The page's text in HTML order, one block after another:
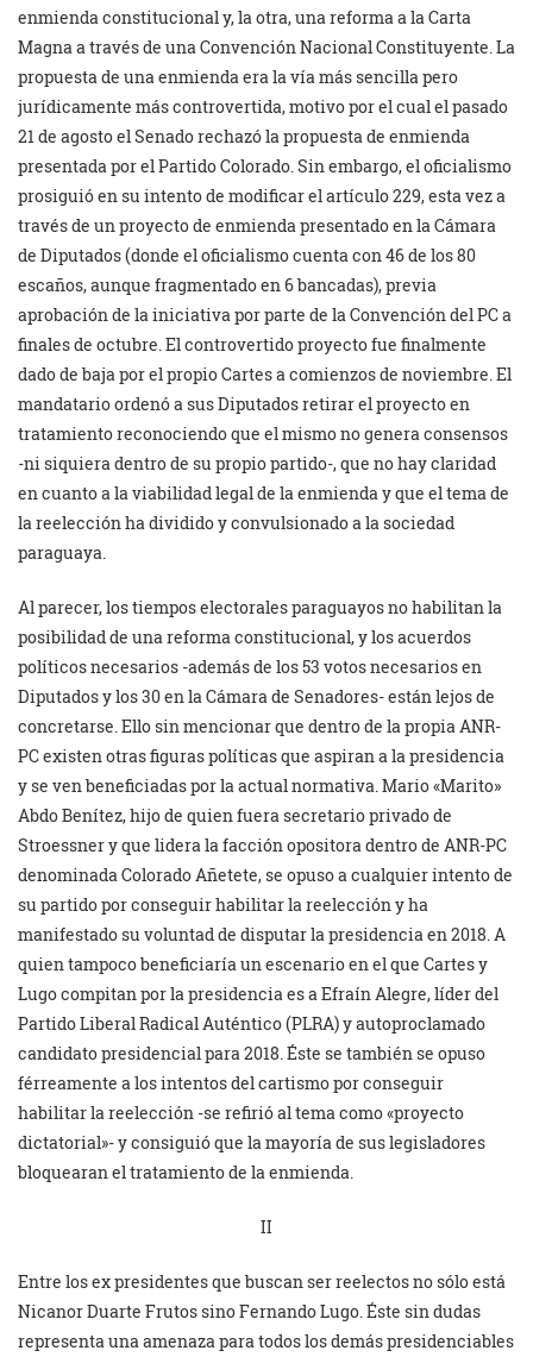
enmienda constitucional y, la otra, una reforma a la Carta
Magna a través de una Convención Nacional Constituyente. La
propuesta de una enmienda era la vía más sencilla pero
jurídicamente más controvertida, motivo por el cual el pasado
21 de agosto el Senado rechazó la propuesta de enmienda
presentada por el Partido Colorado. Sin embargo, el oficialismo
prosiguió en su intento de modificar el artículo 229, esta vez a
través de un proyecto de enmienda presentado en la Cámara
de Diputados (donde el oficialismo cuenta con 46 de los 80
escaños, aunque fragmentado en 6 bancadas), previa
aprobación de la iniciativa por parte de la Convención del PC a
finales de octubre. El controvertido proyecto fue finalmente
dado de baja por el propio Cartes a comienzos de noviembre. El
mandatario ordenó a sus Diputados retirar el proyecto en
tratamiento reconociendo que el mismo no genera consensos
-ni siquiera dentro de su propio partido-, que no hay claridad
en cuanto a la viabilidad legal de la enmienda y que el tema de
la reelección ha dividido y convulsionado a la sociedad
paraguaya.
Al parecer, los tiempos electorales paraguayos no habilitan la
posibilidad de una reforma constitucional, y los acuerdos
políticos necesarios -además de los 53 votos necesarios en
Diputados y los 30 en la Cámara de Senadores- están lejos de
concretarse. Ello sin mencionar que dentro de la propia ANR-
PC existen otras figuras políticas que aspiran a la presidencia
y se ven beneficiadas por la actual normativa. Mario «Marito»
Abdo Benítez, hijo de quien fuera secretario privado de
Stroessner y que lidera la facción opositora dentro de ANR-PC
denominada Colorado Añetete, se opuso a cualquier intento de
su partido por conseguir habilitar la reelección y ha
manifestado su voluntad de disputar la presidencia en 2018. A
quien tampoco beneficiaría un escenario en el que Cartes y
Lugo compitan por la presidencia es a Efraín Alegre, líder del
Partido Liberal Radical Auténtico (PLRA) y autoproclamado
candidato presidencial para 2018. Éste se también se opuso
férreamente a los intentos del cartismo por conseguir
habilitar la reelección -se refirió al tema como «proyecto
dictatorial»- y consiguió que la mayoría de sus legisladores
bloquearan el tratamiento de la enmienda.
II
Entre los ex presidentes que buscan ser reelectos no sólo está
Nicanor Duarte Frutos sino Fernando Lugo. Éste sin dudas
representa una amenaza para todos los demás presidenciables